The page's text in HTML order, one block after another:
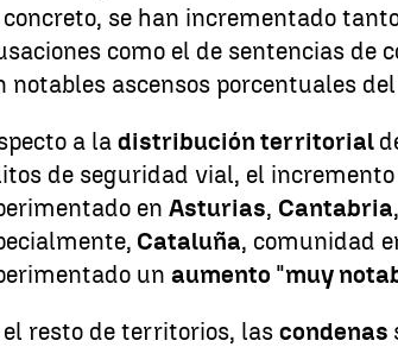
concreto, se han incrementado
como el de sentencias de
notables ascensos porcentuales del
a ladistribución territorial
de seguridad vial, el
enAsturias, Cantabria
Cataluña, comunidad
unaumento "muy
el resto de territorios, lascondenas